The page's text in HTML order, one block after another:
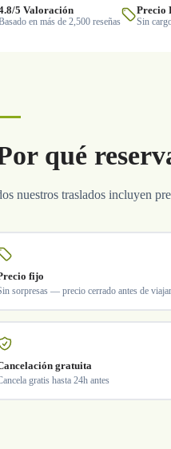
5 Valoración
Basado en más de 2,500 reseñas
Precio
Sin
qué
nuestros traslados incluyen
fijo
sorpresas — precio cerrado antes de viajar
gratuita
gratis hasta 24h antes